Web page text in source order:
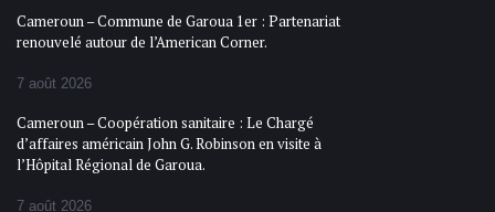
Cameroun – Commune de Garoua 1er : Partenariat
renouvelé autour de l’American Corner.
7 août 2026
Cameroun – Coopération sanitaire : Le Chargé
d’affaires américain John G. Robinson en visite à
l’Hôpital Régional de Garoua.
7 août 2026